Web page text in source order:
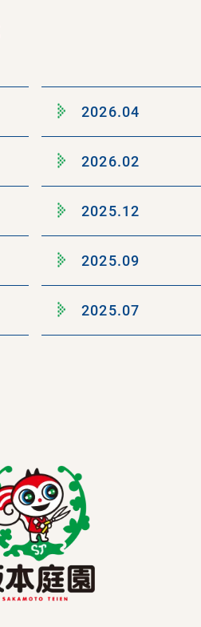
2026.04
2026.02
2025.12
2025.09
2025.07